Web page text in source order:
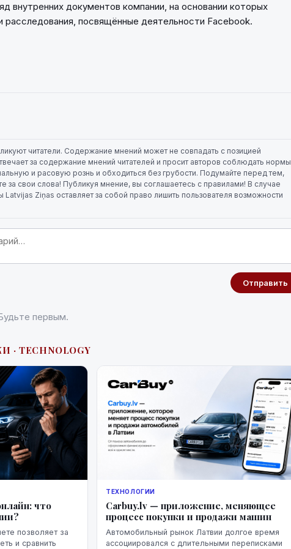
внутренних документов компании, на основании которых
посвящённые деятельности Facebook.
читатели. Содержание мнений может не совпадать с позицией
за содержание мнений читателей и просит авторов соблюдать нормы
и расовую рознь и обходиться без грубости. Подумайте перед тем,
за свои слова! Публикуя мнение, вы соглашаетесь с правилами! В случае
Latvijas Ziņas оставляет за собой право лишить пользователя возможности
Отправить
первым.
TECHNOLOGY
что
позволяет за
и сравнить
ТЕХНОЛОГИИ
Carbuy.lv — приложение, меняющее
процесс покупки и продажи машин
Автомобильный рынок Латвии долгое время
ассоциировался с длительными переписками